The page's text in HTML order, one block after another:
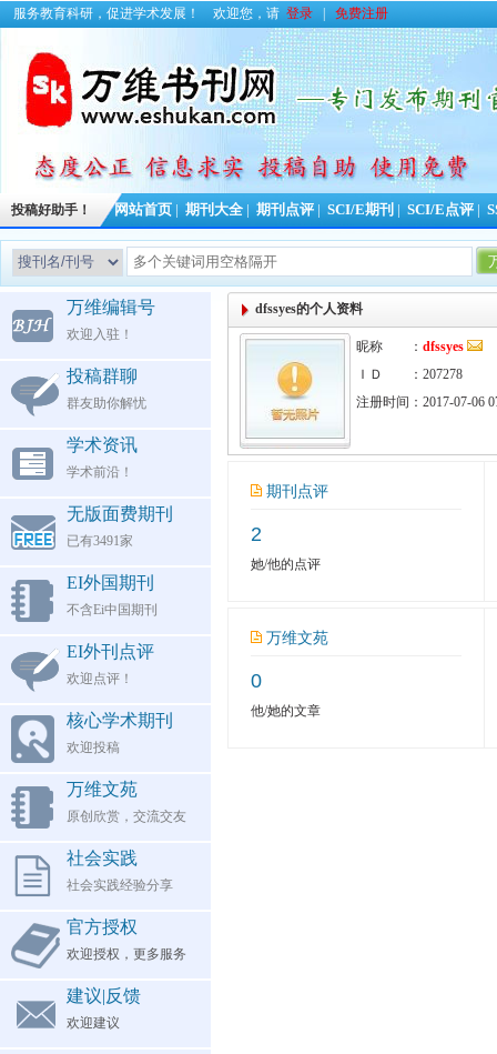
服务教育科研，促进学术发展！ 欢迎您，请 登录 免费注册
投稿好助手！ 网站首页 期刊大全 期刊点评 SCI/E期刊 SCI/E点评
万维编辑号
欢迎入驻！
投稿群聊
群友助你解忧
学术资讯
学术前沿！
无版面费期刊
已有3491家
EI外国期刊
不含Ei中国期刊
EI外刊点评
欢迎点评！
核心学术期刊
欢迎投稿
万维文苑
原创欣赏，交流交友
社会实践
社会实践经验分享
官方授权
欢迎授权，更多服务
建议|反馈
欢迎建议
dfssyes的个人资料
昵称 ： dfssyes
ＩＤ ：207278
注册时间：2017-07-06
期刊点评
2
她/他的点评
万维文苑
0
他/她的文章